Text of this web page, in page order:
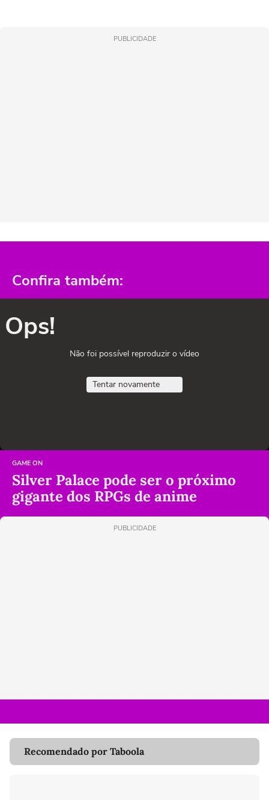
PUBLICIDADE
Confira também:
Ops!
Não foi possível reproduzir o vídeo
Tentar novamente
GAME ON
Silver Palace pode ser o próximo
gigante dos RPGs de anime
PUBLICIDADE
Recomendado por Taboola